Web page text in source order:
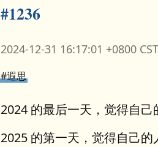
#1236
2024-12-31 16:17:01 +0800 CST
#遐思
2024 的最后一天，觉得自己
2025 的第一天，觉得自己